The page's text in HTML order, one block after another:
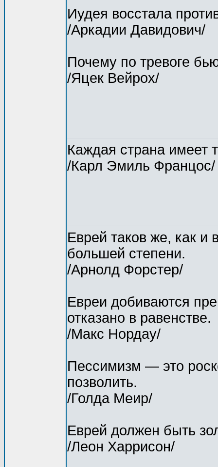
Иудея восстала
/Аркадии Давидович/
Почему по тревоге
/Яцек Вейрох/
Каждая страна имеет
/Карл Эмиль Францос/
Еврей таков же, как и
большей степени.
/Арнолд Форстер/
Евреи добиваются
отказано в равенстве.
/Макс Нордау/
Пессимизм — это
позволить.
/Голда Меир/
Еврей должен быть
/Леон Харрисон/